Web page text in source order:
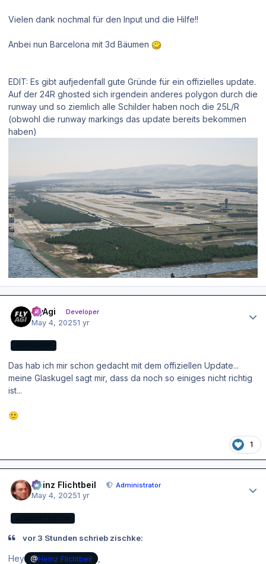
Vielen dank nochmal für den Input und die Hilfe!!
Anbei nun Barcelona mit 3d Bäumen
EDIT: Es gibt aufjedenfall gute Gründe für ein offizielles update.
Auf der 24R ghosted sich irgendein anderes polygon durch die
runway und so ziemlich alle Schilder haben noch die 25L/R
(obwohl die runway markings das update bereits bekommen
haben)
FlyAgi Developer
May 4, 20251 yr
Das hab ich mir schon gedacht mit dem offiziellen Update...
meine Glaskugel sagt mir, dass da noch so einiges nicht richtig
ist...
🙂
1
Heinz Flichtbeil Administrator
May 4, 20251 yr
vor 3 Stunden schrieb zischke:
Hey @Heinz Flichtbeil